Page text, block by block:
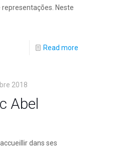
Neste
Read more
2018
Abel
dans ses